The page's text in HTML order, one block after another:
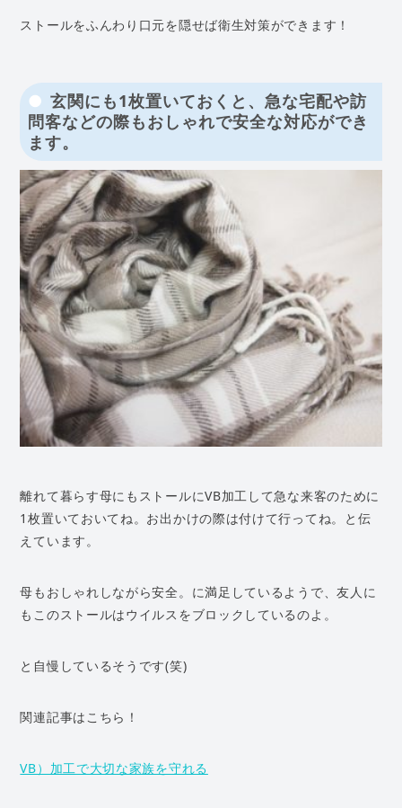
ストールをふんわり口元を隠せば衛生対策ができます！
玄関にも1枚置いておくと、急な宅配や訪
問客などの際もおしゃれで安全な対応ができ
ます。
離れて暮らす母にもストールにVB加工して急な来客のために
1枚置いておいてね。お出かけの際は付けて行ってね。と伝
えています。
母もおしゃれしながら安全。に満足しているようで、友人に
もこのストールはウイルスをブロックしているのよ。
と自慢しているそうです(笑)
関連記事はこちら！
VB）加工で大切な家族を守れる